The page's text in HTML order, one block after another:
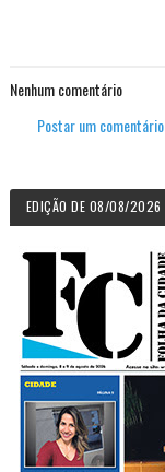
Nenhum comentário
Postar um comentário
EDIÇÃO DE 08/08/2026